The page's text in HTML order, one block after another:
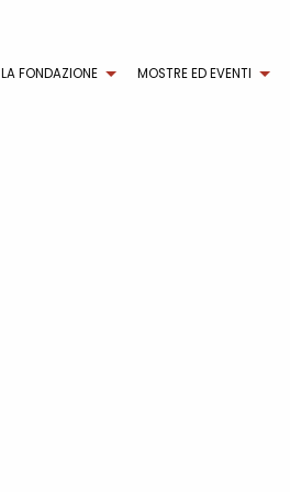
LA FONDAZIONE MOSTRE ED EVENTI